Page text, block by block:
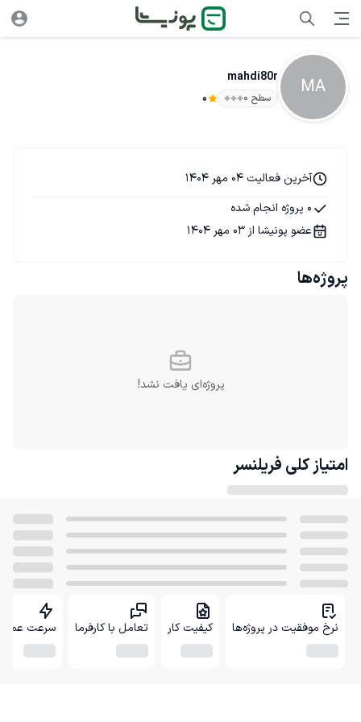
MA
mahdi80r
سطح ۰ 0
آخرین فعالیت 04 مهر 1404
0 پروژه انجام شده
عضو پونیشا از 03 مهر 1404
پروژه‌ها
پروژه‌ای یافت نشد!
امتیاز کلی فریلنسر
نرخ موفقیت در پروژه‌ها کیفیت کار تعامل با کارفرما سرعت عمل